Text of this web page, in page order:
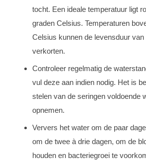
tocht. Een ideale temperatuur ligt
graden Celsius. Temperaturen
Celsius kunnen de levensduur van
verkorten.
Controleer regelmatig de
vul deze aan indien nodig. Het is
stelen van de seringen voldoende
opnemen.
Ververs het water om de paar
om de twee à drie dagen, om de
houden en bacteriegroei te